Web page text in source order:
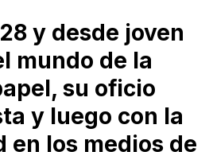
y desde joven
mundo de la
su oficio
y luego con la
en los medios de